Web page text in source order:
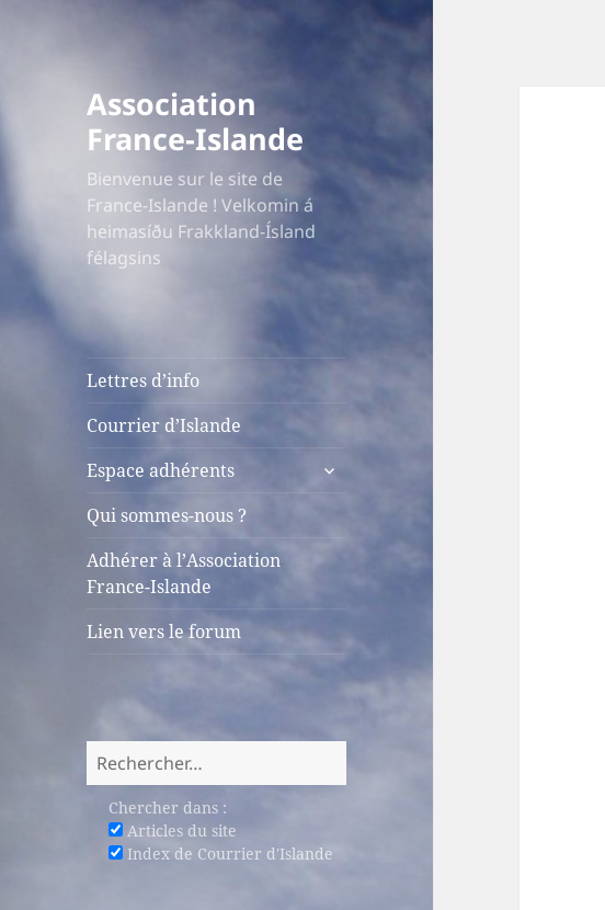
Association
France-Islande
Bienvenue sur le site de
France-Islande ! Velkomin á
heimasíðu Frakkland-Ísland
félagsins
Lettres d’info
Courrier d’Islande
Espace adhérents
ouvrir
Qui sommes-nous ?
Adhérer à l’Association
France-Islande
Lien vers le forum
Rechercher :
Chercher dans :
Articles du site
Index de Courrier d'Islande